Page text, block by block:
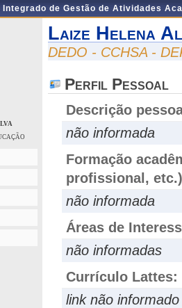
Integrado de Gestão de Atividades
Laize Helena
DEDO - CCHSA -
Perfil Pessoal
Descrição
não informada
Formação
profissional, etc.)
não informada
Áreas de
não informadas
Currículo Lattes:
link não informado